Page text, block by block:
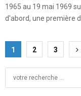
1965 au 19 mai 1969
d'abord, une première
Pagination
des
1 2 3